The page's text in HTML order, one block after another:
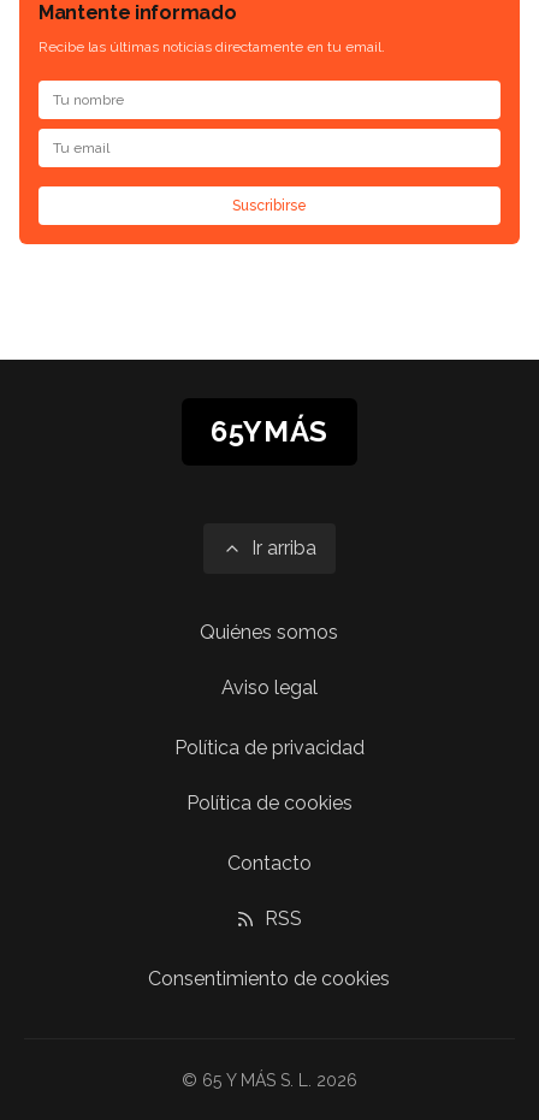
Mantente informado
Recibe las últimas noticias directamente en tu email.
Suscribirse
65YMÁS
Ir arriba
Quiénes somos
Aviso legal
Política de privacidad
Política de cookies
Contacto
RSS
Consentimiento de cookies
© 65 Y MÁS S. L. 2026